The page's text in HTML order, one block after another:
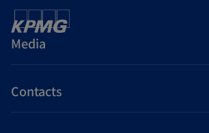
Media
Contacts